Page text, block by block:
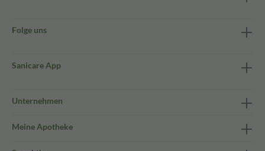
Folge uns
Sanicare App
Unternehmen
Meine Apotheke